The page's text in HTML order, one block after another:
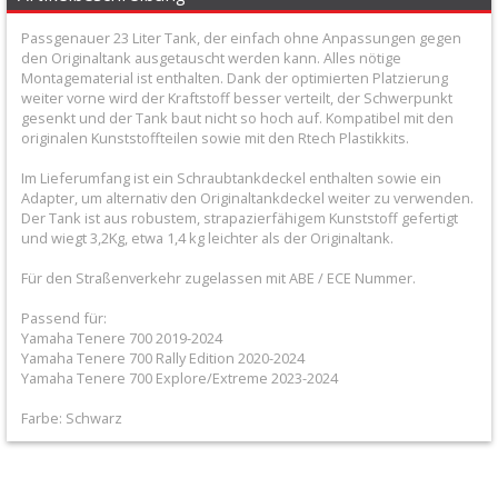
+
Filter
&
Schmierstoffe
Hebel
/
Armaturen
Kühlung
Protection
Passgenauer 23 Liter Tank, der einfach ohne Anpassungen gegen
den Originaltank ausgetauscht werden kann. Alles nötige
Montagematerial ist enthalten. Dank der optimierten Platzierung
weiter vorne wird der Kraftstoff besser verteilt, der Schwerpunkt
gesenkt und der Tank baut nicht so hoch auf. Kompatibel mit den
originalen Kunststoffteilen sowie mit den Rtech Plastikkits.
Im Lieferumfang ist ein Schraubtankdeckel enthalten sowie ein
Adapter, um alternativ den Originaltankdeckel weiter zu verwenden.
Der Tank ist aus robustem, strapazierfähigem Kunststoff gefertigt
und wiegt 3,2Kg, etwa 1,4 kg leichter als der Originaltank.
Für den Straßenverkehr zugelassen mit ABE / ECE Nummer.
Passend für:
Yamaha Tenere 700 2019-2024
Yamaha Tenere 700 Rally Edition 2020-2024
Yamaha Tenere 700 Explore/Extreme 2023-2024
Farbe: Schwarz